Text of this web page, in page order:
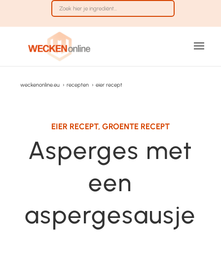
weckenonline.eu › recepten › eier recept
EIER RECEPT, GROENTE RECEPT
Asperges met
een
aspergesausje